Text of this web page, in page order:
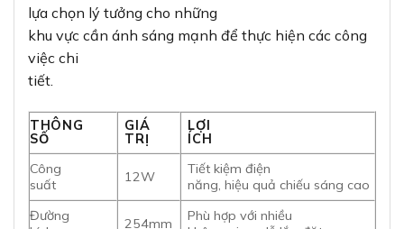
lựa chọn lý tưởng cho những
khu vực cần ánh sáng mạnh để thực hiện các công
việc chi
tiết.
THÔNG
SỐ
GIÁ
TRỊ
LỢI
ÍCH
Công
suất
12W
Tiết kiệm điện
năng, hiệu quả chiếu sáng cao
Đường
254mm
Phù hợp với nhiều